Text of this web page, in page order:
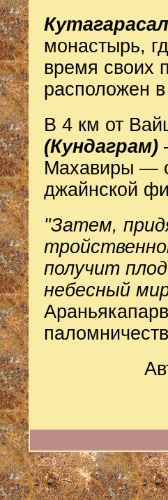
монастырь,
время своих
расположен
В 4 км от
(Кундаграм)
Махавиры —
джайнской
"Затем,
получит
небесный